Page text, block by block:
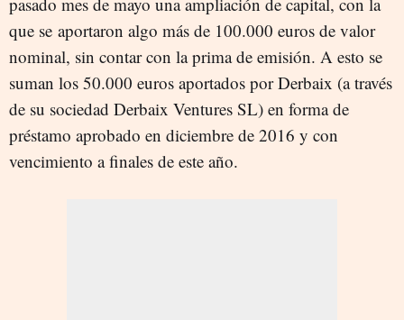
que se aportaron algo más de 100.000 euros de valor
nominal, sin contar con la prima de emisión. A esto se
suman los 50.000 euros aportados por Derbaix (a través
de su sociedad Derbaix Ventures SL) en forma de
préstamo aprobado en diciembre de 2016 y con
vencimiento a finales de este año.